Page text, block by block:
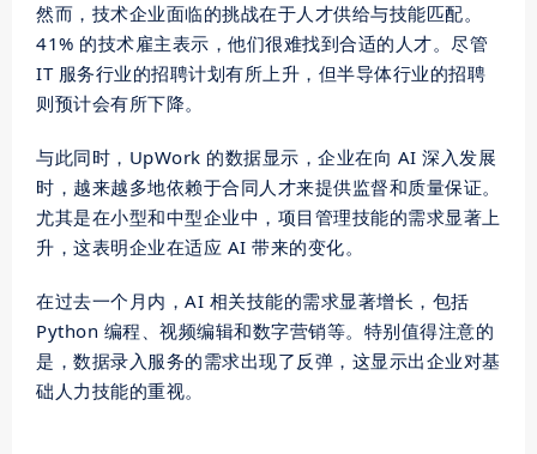
然而，技术企业面临的挑战在于人才供给与技能匹配。
41% 的技术雇主表示，他们很难找到合适的人才。尽管
IT 服务行业的招聘计划有所上升，但半导体行业的招聘
则预计会有所下降。
与此同时，UpWork 的数据显示，企业在向 AI 深入发展
时，越来越多地依赖于合同人才来提供监督和质量保证。
尤其是在小型和中型企业中，项目管理技能的需求显著上
升，这表明企业在适应 AI 带来的变化。
在过去一个月内，AI 相关技能的需求显著增长，包括
Python 编程、视频编辑和数字营销等。特别值得注意的
是，数据录入服务的需求出现了反弹，这显示出企业对基
础人力技能的重视。